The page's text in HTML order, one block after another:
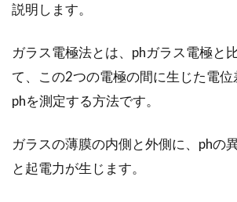
査が必要。その資
からJAなどの流通経路
説明します。
ガラス電極法とは、phガラス電極と
て、この2つの電極の間に生じた電位
phを測定する方法です。
ガラスの薄膜の内側と外側に、phの
と起電力が生じます。